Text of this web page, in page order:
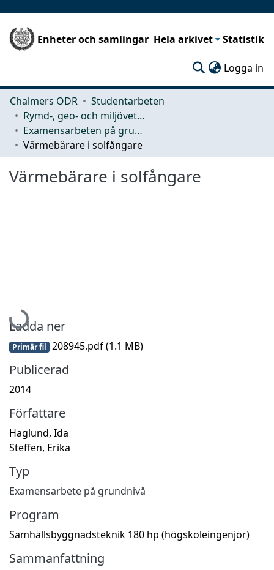
Enheter och samlingar Hela arkivet Statistik
Logga in
Chalmers ODR
Studentarbeten
Rymd-, geo- och miljövetenskap (SEE)
Examensarbeten på grundnivå
Värmebärare i solfångare
Värmebärare i solfångare
Hämtar...
Ladda ner
Primär fil 208945.pdf(1.1 MB)
Publicerad
2014
Författare
Haglund, Ida
Steffen, Erika
Typ
Examensarbete på grundnivå
Program
Samhällsbyggnadsteknik 180 hp (högskoleingenjör)
Sammanfattning